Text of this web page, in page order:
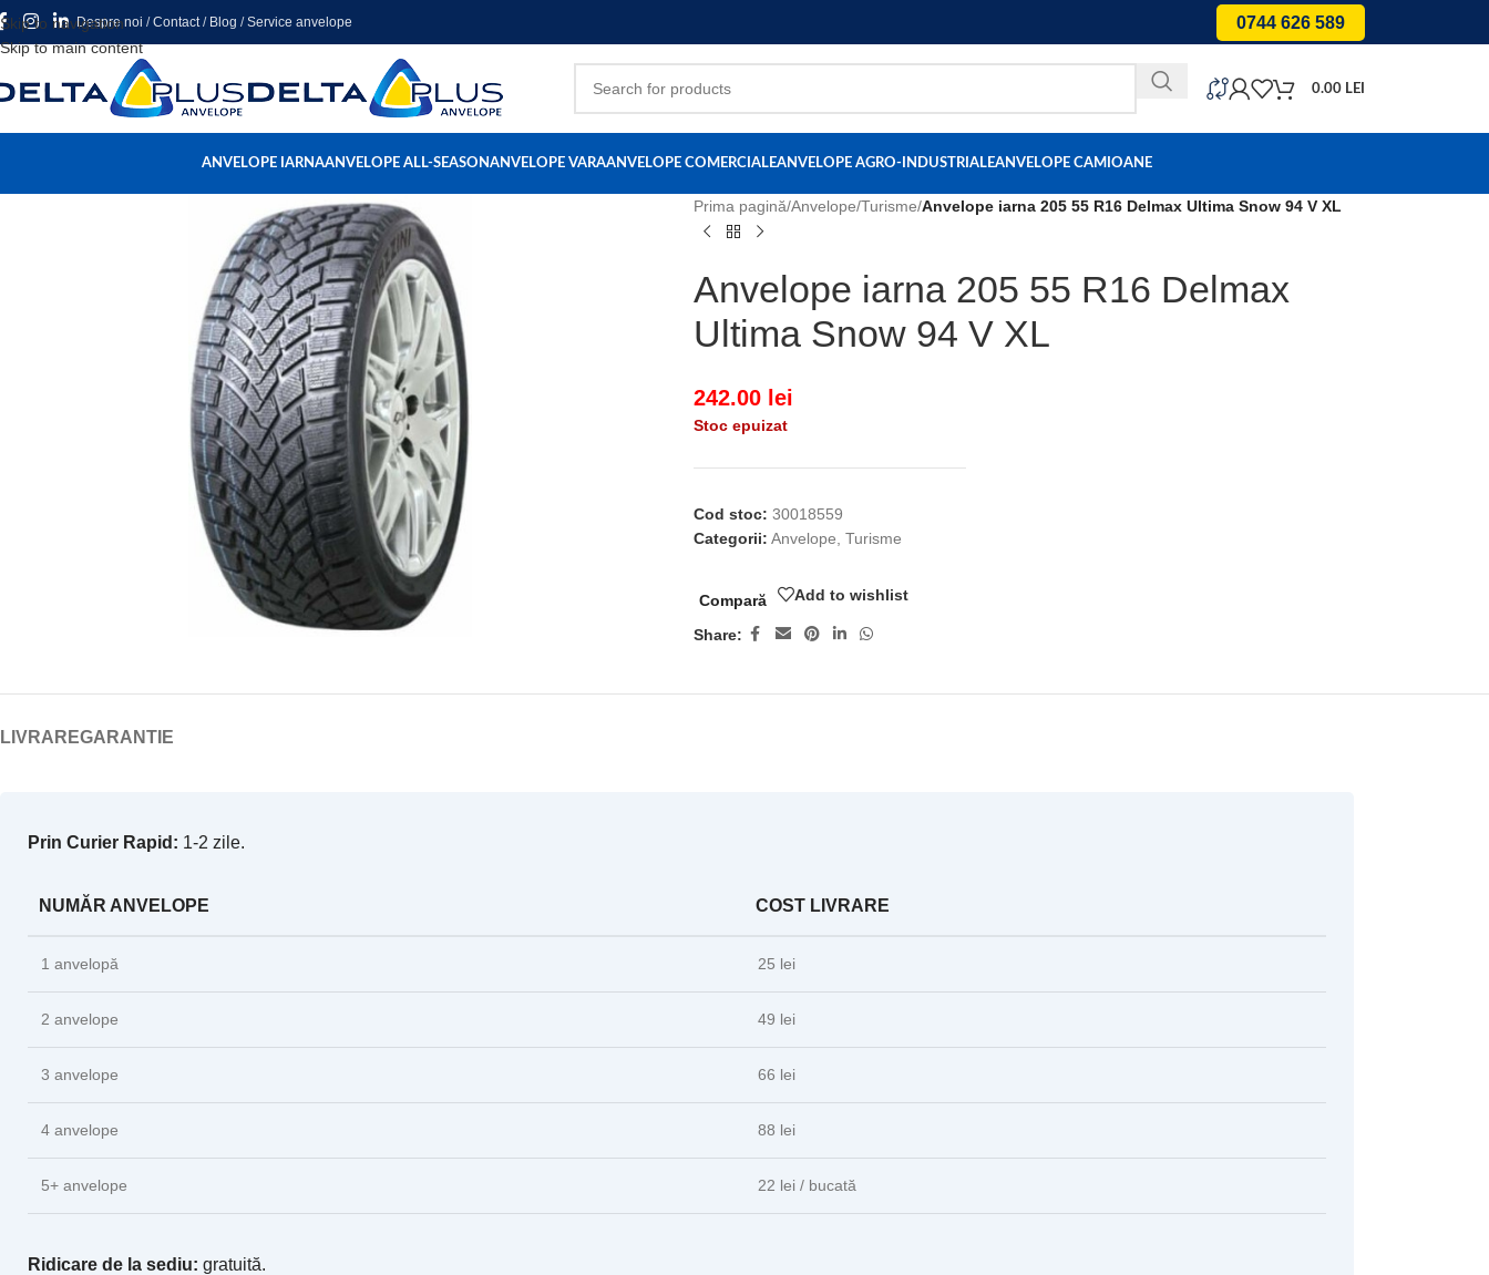
Skip to navigation
Skip to main content
Despre noi /Contact/ Blog /Service anvelope 0744 626 589
0.00 LEI
ANVELOPE IARNAANVELOPE ALL-SEASONANVELOPE VARAANVELOPE COMERCIALEANVELOPE AGRO-INDUSTRIALEANVELOPE CAMIOANE
Prima pagină/Anvelope/Turisme/Anvelope iarna 205 55 R16 Delmax Ultima Snow 94 V XL
Anvelope iarna 205 55 R16 Delmax
Ultima Snow 94 V XL
242.00 lei
Stoc epuizat
Cod stoc: 30018559
Categorii: Anvelope Turisme
Compară Add to wishlist
Share:
LIVRAREGARANTIE
Prin Curier Rapid: 1-2 zile.
NUMĂR ANVELOPE COST LIVRARE
1 anvelopă 25 lei
2 anvelope 49 lei
3 anvelope 66 lei
4 anvelope 88 lei
5+ anvelope 22 lei / bucată
Ridicare de la sediu: gratuită.